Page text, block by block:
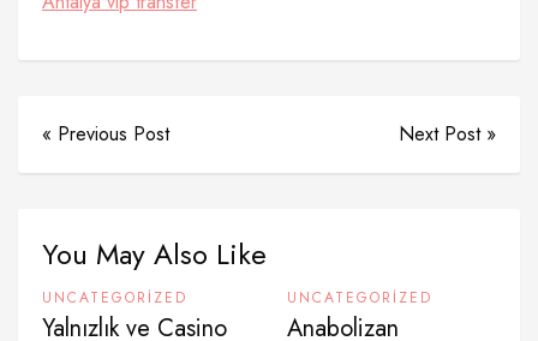
« Previous Post Next Post »
You May Also Like
UNCATEGORIZED
Yalnızlık ve Casino
UNCATEGORIZED
Anabolizan